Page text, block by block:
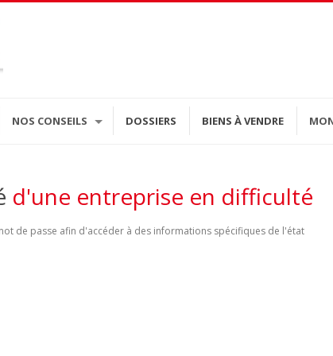
NOS CONSEILS DOSSIERS BIENS À VENDRE
d'une entreprise en difficulté
de passe afin d'accéder à des informations spécifiques de l'état